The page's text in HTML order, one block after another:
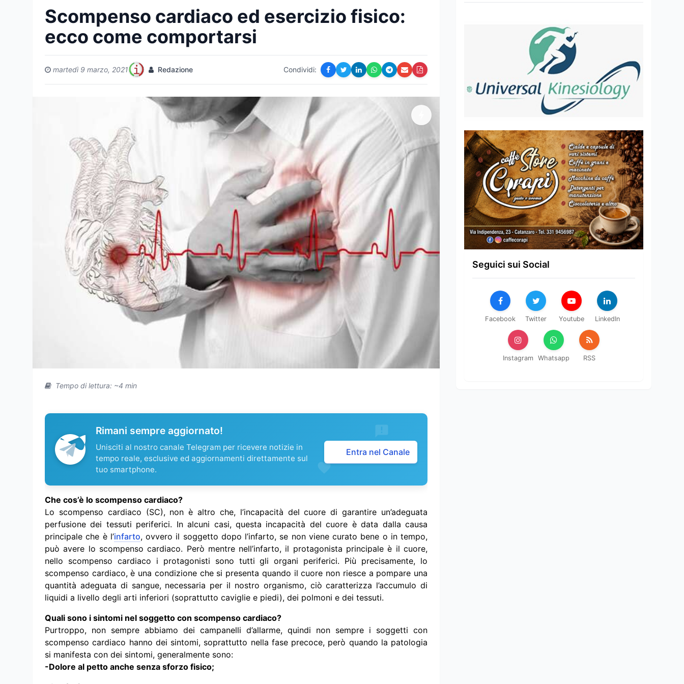
Scompenso cardiaco ed esercizio fisico:
ecco come comportarsi
martedì 9 marzo, 2021 Redazione Condividi:
Tempo di lettura: ~4 min
Rimani sempre aggiornato!
Unisciti al nostro canale Telegram per ricevere notizie in
tempo reale, esclusive ed aggiornamenti direttamente sul
tuo smartphone.
Entra nel Canale
Che cos’è lo scompenso cardiaco?
Lo scompenso cardiaco (SC), non è altro che, l’incapacità del cuore di garantire un’adeguata
perfusione dei tessuti periferici. In alcuni casi, questa incapacità del cuore è data dalla causa
principale che è l’infarto, ovvero il soggetto dopo l’infarto, se non viene curato bene o in tempo,
può avere lo scompenso cardiaco. Però mentre nell’infarto, il protagonista principale è il cuore,
nello scompenso cardiaco i protagonisti sono tutti gli organi periferici. Più precisamente, lo
scompenso cardiaco, è una condizione che si presenta quando il cuore non riesce a pompare una
quantità adeguata di sangue, necessaria per il nostro organismo, ciò caratterizza l’accumulo di
liquidi a livello degli arti inferiori (soprattutto caviglie e piedi), dei polmoni e dei tessuti.
Quali sono i sintomi nel soggetto con scompenso cardiaco?
Purtroppo, non sempre abbiamo dei campanelli d’allarme, quindi non sempre i soggetti con
scompenso cardiaco hanno dei sintomi, soprattutto nella fase precoce, però quando la patologia
si manifesta con dei sintomi, generalmente sono:
-Dolore al petto anche senza sforzo fisico;
Seguici sui Social
Facebook Twitter Youtube LinkedIn
Instagram Whatsapp RSS